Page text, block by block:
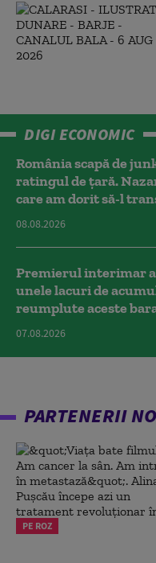
DIGI ECONOMIC
România scapă de
ratingul de țară.
care am dorit să-l
08.08.2026
Premierul interimar a
unele lacuri de
reumplute aceste
07.08.2026
PARTENERII
PE ROZ